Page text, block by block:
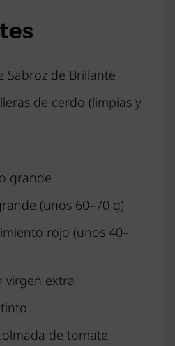
Sabroz de Brillante
de cerdo (limpias y
grande
(unos 60–70 g)
rojo (unos 40–
virgen extra
de tomate